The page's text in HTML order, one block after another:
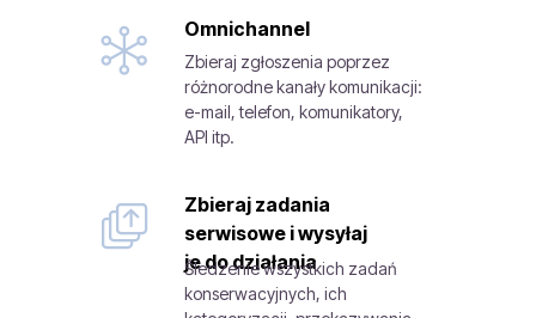
Omnichannel
Zbieraj zgłoszenia poprzez
różnorodne kanały komunikacji:
e-mail, telefon, komunikatory,
API itp.
Zbieraj zadania
serwisowe i wysyłaj
je do działania
Śledzenie wszystkich zadań
konserwacyjnych, ich